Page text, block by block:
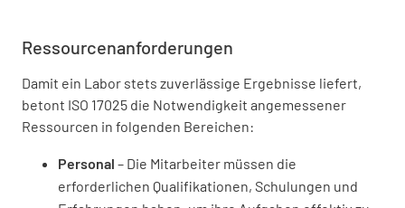
Ressourcenanforderungen
Damit ein Labor stets zuverlässige Ergebnisse liefert,
betont ISO 17025 die Notwendigkeit angemessener
Ressourcen in folgenden Bereichen:
Personal – Die Mitarbeiter müssen die
erforderlichen Qualifikationen, Schulungen und